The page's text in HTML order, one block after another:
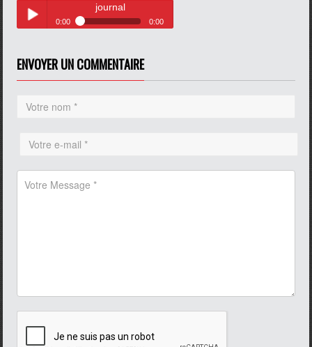
journal
0:00 0:00
ENVOYER UN COMMENTAIRE